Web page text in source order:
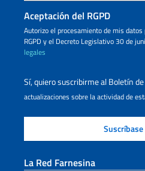
Aceptación del RGPD
Autorizo ​​el procesamiento de mis
RGPD y el Decreto Legislativo 30 de
legales
Sí, quiero suscribirme al Boletín
actualizaciones sobre la actividad de
La Red Farnesina